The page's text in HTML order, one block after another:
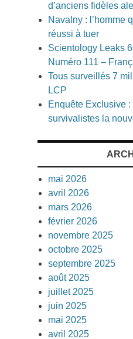
d’anciens fidèles
Navalny : l’homme
réussi à tuer
Scientology Leaks
Numéro 111 –
Tous surveillés 7
LCP
Enquête Exclusive
survivalistes la
mai 2026
avril 2026
mars 2026
février 2026
novembre 2025
octobre 2025
septembre 2025
août 2025
juillet 2025
juin 2025
mai 2025
avril 2025